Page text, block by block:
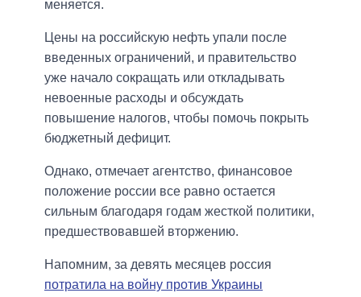
меняется.
Цены на российскую нефть упали после
введенных ограничений, и правительство
уже начало сокращать или откладывать
невоенные расходы и обсуждать
повышение налогов, чтобы помочь покрыть
бюджетный дефицит.
Однако, отмечает агентство, финансовое
положение россии все равно остается
сильным благодаря годам жесткой политики,
предшествовавшей вторжению.
Напомним, за девять месяцев россия
потратила на войну против Украины